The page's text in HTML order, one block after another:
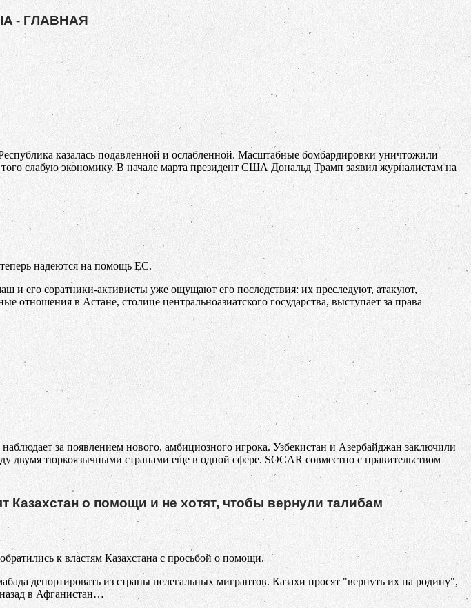
- ГЛАВНАЯ
казалась подавленной и ослабленной. Масштабные бомбардировки уничтожили
слабую экономику. В начале марта президент США Дональд Трамп заявил журналистам на
надеются на помощь ЕС.
и его соратники-активисты уже ощущают его последствия: их преследуют, атакуют,
в Астане, столице центральноазиатского государства, выступает за права
за появлением нового, амбициозного игрока. Узбекистан и Азербайджан заключили
двумя тюркоязычными странами еще в одной сфере. SOCAR совместно с правительством
Казахстан о помощи и не хотят, чтобы вернули талибам
к властям Казахстана с просьбой о помощи.
депортировать из страны нелегальных мигрантов. Казахи просят "вернуть их на родину",
в Афганистан…